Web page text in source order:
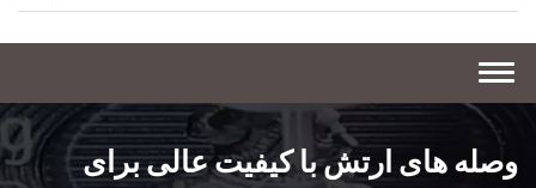
وصله های ارتش با کیفیت عالی برای